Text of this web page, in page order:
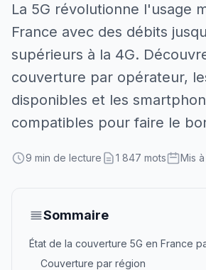
La 5G révolutionne l'usage
France avec des débits
supérieurs à la 4G.
couverture par opérateur,
disponibles et les
compatibles pour faire le
9 min de lecture 1 847 mots Mis
Sommaire
État de la couverture 5G en France
Couverture par région